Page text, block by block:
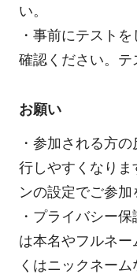
い。
・事前にテスト
確認ください。テ
お願い
・参加される方
行しやすくなりま
ンの設定でご参加
・プライバシー
は本名やフルネ
くはニックネー